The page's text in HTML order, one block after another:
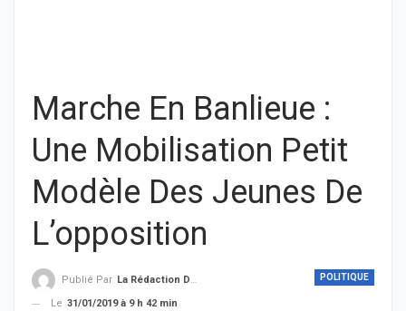
Marche En Banlieue :
Une Mobilisation Petit
Modèle Des Jeunes De
L’opposition
POLITIQUE
Publié Par La Rédaction De THIEYSENEGAL.com
Le 31/01/2019 à 9 h 42 min